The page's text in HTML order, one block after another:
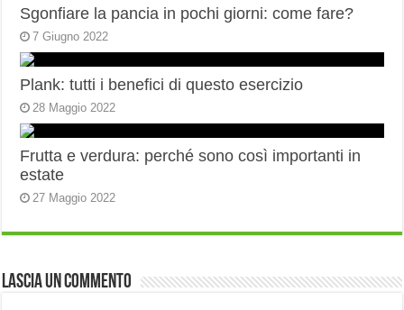
Sgonfiare la pancia in pochi giorni: come fare?
7 Giugno 2022
Plank: tutti i benefici di questo esercizio
28 Maggio 2022
Frutta e verdura: perché sono così importanti in
estate
27 Maggio 2022
Lascia un commento